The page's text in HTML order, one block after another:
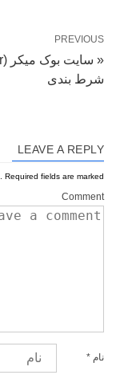
PREVIOUS
شرط بندی
LEAVE A REPLY
Required fields are marked
Comment
نام *